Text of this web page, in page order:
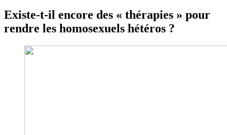
Existe-t-il encore des « thérapies » pour
rendre les homosexuels hétéros ?